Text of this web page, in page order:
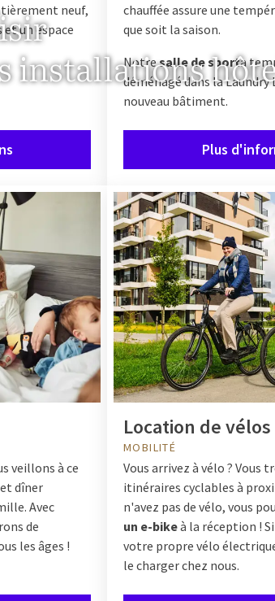
installations
neuf,
un espace
chauffée assure une
que soit la saison.
Notresalle de sporta
déménagé dans la Laundry
nouveau bâtiment.
Plus
veillons à ce
dîner
Avec
de
les âges !
Location de vélos
MOBILITÉ
Vous arrivez à vélo ? Vous
itinéraires cyclables à
n'avez pas de vélo, vous
un e-bikeà la réception !
votre propre vélo
le charger chez nous.